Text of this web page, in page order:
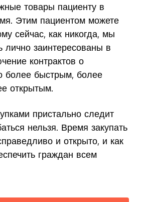
товары пациенту в
Этим пациентом можете
сейчас, как никогда, мы
заинтересованы в
контрактов о
более быстрым, более
открытым.
пристально следит
нельзя. Время закупать
и открыто, и как
граждан всем